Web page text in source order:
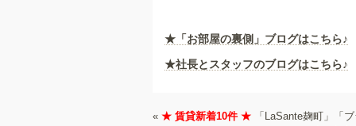
★ 「お部屋の裏側」 ブログはこちら♪
★社長とスタッフのブログはこちら♪
« ★ 賃貸新着10件 ★
「LaSante麹町」「